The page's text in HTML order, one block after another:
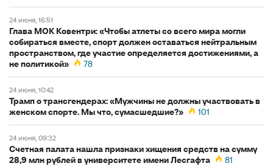
24 июня, 16:51
Глава МОК Ковентри: «Чтобы атлеты со всего мира могли
собираться вместе, спорт должен оставаться нейтральным
пространством, где участие определяется достижениями, а
не политикой»
78
24 июня, 10:42
Трамп о трансгендерах: «Мужчины не должны участвовать в
женском спорте. Мы что, сумасшедшие?»
101
24 июня, 09:32
Счетная палата нашла признаки хищения средств на сумму
28,9 млн рублей в университете имени Лесгафта
81